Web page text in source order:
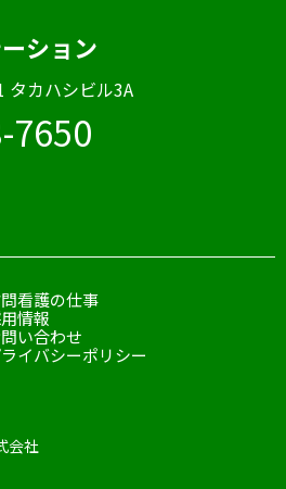
ション
タカハシビル3A
7650
看護の仕事
情報
い合わせ
イバシーポリシー
会社